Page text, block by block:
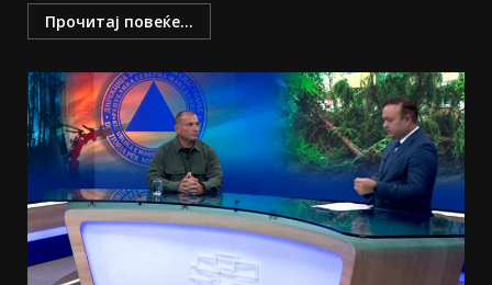
Прочитај повеќе...